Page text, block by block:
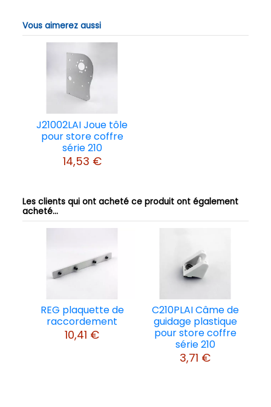
Vous aimerez aussi
J21002LAI Joue tôle
pour store coffre
série 210
14,53 €
Les clients qui ont acheté ce produit ont également
acheté...
REG plaquette de
raccordement
10,41 €
C210PLAI Câme de
guidage plastique
pour store coffre
série 210
3,71 €